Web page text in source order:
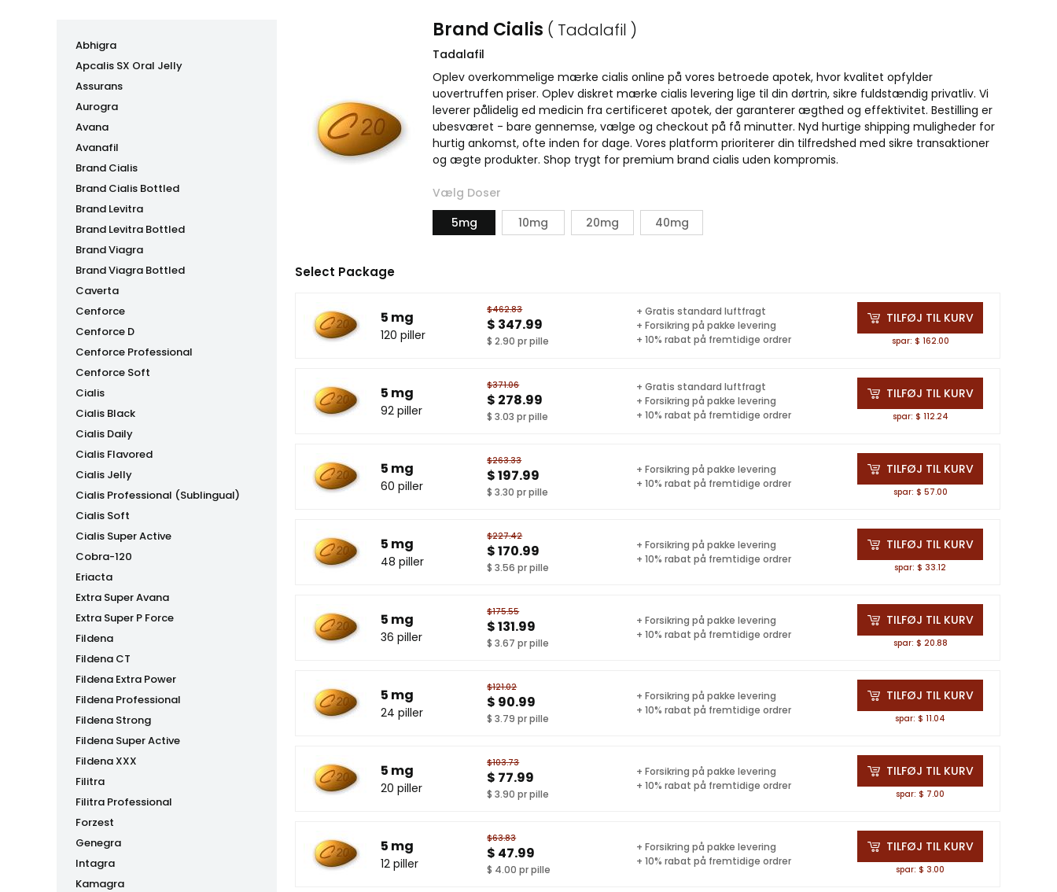
Abhigra
Apcalis SX Oral Jelly
Assurans
Aurogra
Avana
Avanafil
Brand Cialis
Brand Cialis Bottled
Brand Levitra
Brand Levitra Bottled
Brand Viagra
Brand Viagra Bottled
Caverta
Cenforce
Cenforce D
Cenforce Professional
Cenforce Soft
Cialis
Cialis Black
Cialis Daily
Cialis Flavored
Cialis Jelly
Cialis Professional (Sublingual)
Cialis Soft
Cialis Super Active
Cobra-120
Eriacta
Extra Super Avana
Extra Super P Force
Fildena
Fildena CT
Fildena Extra Power
Fildena Professional
Fildena Strong
Fildena Super Active
Fildena XXX
Filitra
Filitra Professional
Forzest
Genegra
Intagra
Kamagra
Brand Cialis ( Tadalafil )
Tadalafil
Oplev overkommelige mærke cialis online på vores betroede apotek, hvor kvalitet opfylder
uovertruffen priser. Oplev diskret mærke cialis levering lige til din dørtrin, sikre fuldstændig privatliv. Vi
leverer pålidelig ed medicin fra certificeret apotek, der garanterer ægthed og effektivitet. Bestilling er
ubesværet - bare gennemse, vælge og checkout på få minutter. Nyd hurtige shipping muligheder for
hurtig ankomst, ofte inden for dage. Vores platform prioriterer din tilfredshed med sikre transaktioner
og ægte produkter. Shop trygt for premium brand cialis uden kompromis.
Vælg Doser
5mg
10mg 20mg 40mg
Select Package
5 mg
120 piller
$462.83
$ 347.99
$ 2.90 pr pille
+ Gratis standard luftfragt
+ Forsikring på pakke levering
+ 10% rabat på fremtidige ordrer
TILFØJ TIL KURV
spar: $ 162.00
5 mg
92 piller
$371.06
$ 278.99
$ 3.03 pr pille
+ Gratis standard luftfragt
+ Forsikring på pakke levering
+ 10% rabat på fremtidige ordrer
TILFØJ TIL KURV
spar: $ 112.24
5 mg
60 piller
$263.33
$ 197.99
$ 3.30 pr pille
+ Forsikring på pakke levering
+ 10% rabat på fremtidige ordrer
TILFØJ TIL KURV
spar: $ 57.00
5 mg
48 piller
$227.42
$ 170.99
$ 3.56 pr pille
+ Forsikring på pakke levering
+ 10% rabat på fremtidige ordrer
TILFØJ TIL KURV
spar: $ 33.12
5 mg
36 piller
$175.55
$ 131.99
$ 3.67 pr pille
+ Forsikring på pakke levering
+ 10% rabat på fremtidige ordrer
TILFØJ TIL KURV
spar: $ 20.88
5 mg
24 piller
$121.02
$ 90.99
$ 3.79 pr pille
+ Forsikring på pakke levering
+ 10% rabat på fremtidige ordrer
TILFØJ TIL KURV
spar: $ 11.04
5 mg
20 piller
$103.73
$ 77.99
$ 3.90 pr pille
+ Forsikring på pakke levering
+ 10% rabat på fremtidige ordrer
TILFØJ TIL KURV
spar: $ 7.00
5 mg
12 piller
$63.83
$ 47.99
$ 4.00 pr pille
+ Forsikring på pakke levering
+ 10% rabat på fremtidige ordrer
TILFØJ TIL KURV
spar: $ 3.00